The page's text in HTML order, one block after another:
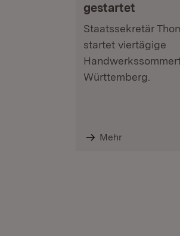
gestartet
Staatssekretär
startet viertägige
Württemberg.
Mehr